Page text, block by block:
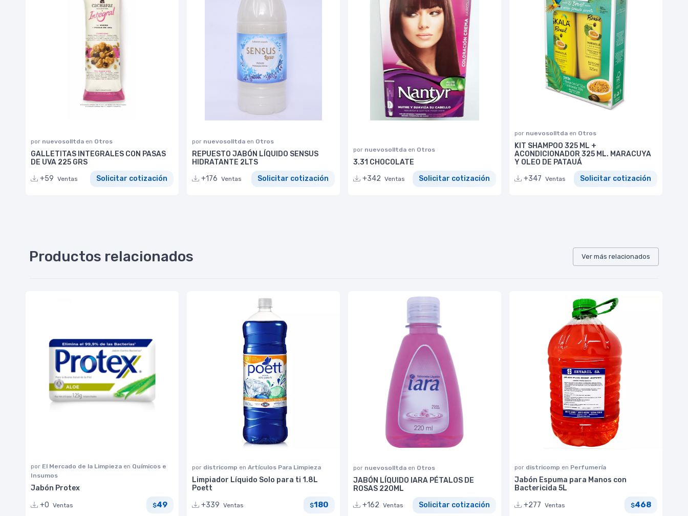
por nuevosolltda en Otros
GALLETITAS INTEGRALES CON PASAS
DE UVA 225 GRS
+59 Ventas Solicitar cotización
por nuevosolltda en Otros
REPUESTO JABÓN LÍQUIDO SENSUS
HIDRATANTE 2LTS
+176 Ventas Solicitar cotización
por nuevosolltda en Otros
3.31 CHOCOLATE
+342 Ventas Solicitar cotización
por nuevosolltda en Otros
KIT SHAMPOO 325 ML +
ACONDICIONADOR 325 ML. MARACUYA
Y OLEO DE PATAUÁ
+347 Ventas Solicitar cotización
Productos relacionados Ver más relacionados
por El Mercado de la Limpieza en Químicos e
Insumos
Jabón Protex
+0 Ventas $49
por districomp en Artículos Para Limpieza
Limpiador Líquido Solo para ti 1.8L
Poett
+339 Ventas $180
por nuevosolltda en Otros
JABÓN LÍQUIDO IARA PÉTALOS DE
ROSAS 220ML
+162 Ventas Solicitar cotización
por districomp en Perfumería
Jabón Espuma para Manos con
Bactericida 5L
+277 Ventas $468